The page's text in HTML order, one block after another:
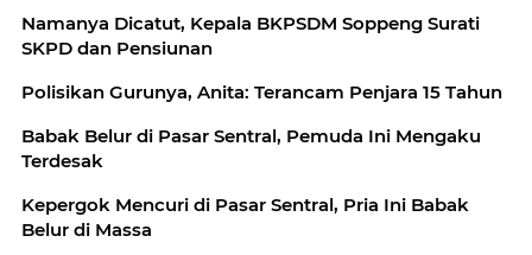
Namanya Dicatut, Kepala BKPSDM Soppeng Surati
SKPD dan Pensiunan
Polisikan Gurunya, Anita: Terancam Penjara 15 Tahun
Babak Belur di Pasar Sentral, Pemuda Ini Mengaku
Terdesak
Kepergok Mencuri di Pasar Sentral, Pria Ini Babak
Belur di Massa